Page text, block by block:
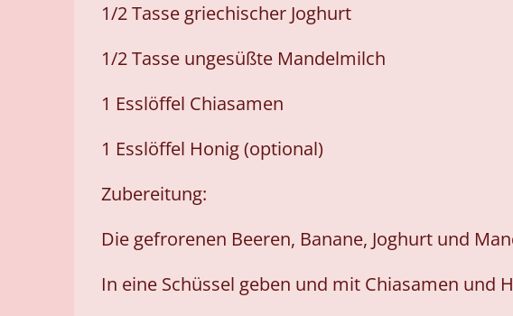
1/2 Tasse griechischer Joghurt
1/2 Tasse ungesüßte Mandelmilch
1 Esslöffel Chiasamen
1 Esslöffel Honig (optional)
Zubereitung:
Die gefrorenen Beeren, Banane, Joghurt und
In eine Schüssel geben und mit Chiasamen und